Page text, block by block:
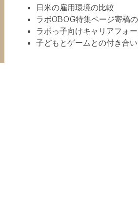
日米の雇用環境の比較
ラボOBOG特集ページ寄稿
ラボっ子向けキャリアフォ
子どもとゲームとの付き合